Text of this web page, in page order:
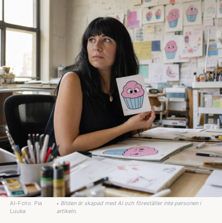
AI-Foto: Pia
Luuka
• Bilden är skapad med AI och föreställer inte personen i
artikeln.